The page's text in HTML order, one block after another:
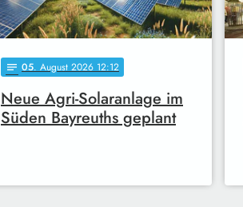
notes 05. August 2026 12:12
Neue Agri-Solaranlage im
Süden Bayreuths geplant